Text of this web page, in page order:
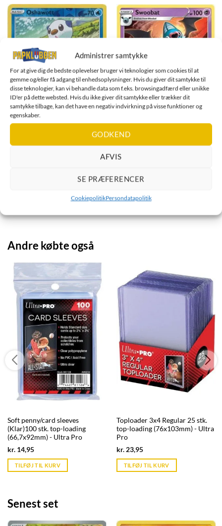
Administrer samtykke
For at give dig de bedste oplevelser bruger vi teknologier som cookies til at
gemme og/eller få adgang til enhedsoplysninger. Hvis du giver dit samtykke til
disse teknologier, kan vi behandle data som f.eks. browsingadfærd eller unikke
ID'er på dette websted. Hvis du ikke giver dit samtykke eller trækker dit
samtykke tilbage, kan det have en negativ indvirkning på visse funktioner og
egenskaber.
GODKEND
AFVIS
SE PRÆFERENCER
CookiepolitikPersondatapolitik
Swoobat - 074/185
price
is:
Andre købte også
Soft penny/card sleeves
(Klar)100 stk. top-loading
(66,7x92mm) - Ultra Pro
kr. 14,95Current
is:
kr. 39,95.
TILFØJ TIL KURV
Toploader 3x4 Regular 25 stk.
top-loading (76x103mm) - Ultra
Pro
kr.23,95Current
is:
kr. 39,95.
TILFØJ TIL KURV
Senest set